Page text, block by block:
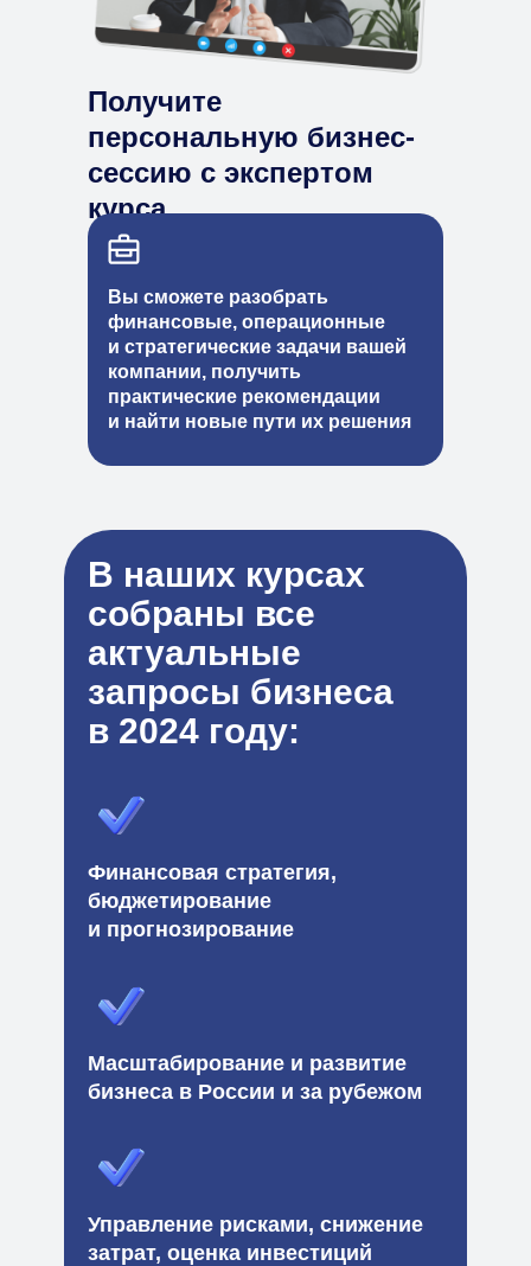
Получите
персональную бизнес-
сессию с экспертом
курса
Вы сможете разобрать
финансовые, операционные
и стратегические задачи вашей
компании, получить
практические рекомендации
и найти новые пути их решения
В наших курсах
собраны все
актуальные
запросы бизнеса
в 2024 году:
Финансовая стратегия,
бюджетирование
и прогнозирование
Управление рисками, снижение
затрат, оценка инвестиций
Масштабирование и развитие
бизнеса в России и за рубежом